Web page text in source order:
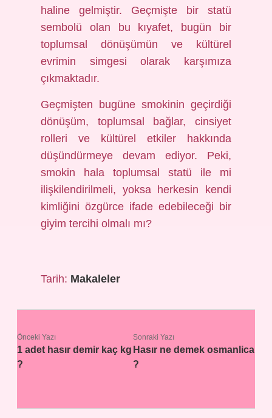
haline gelmiştir. Geçmişte bir statü
sembolü olan bu kıyafet, bugün bir
toplumsal dönüşümün ve kültürel
evrimin simgesi olarak karşımıza
çıkmaktadır.
Geçmişten bugüne smokinin geçirdiği
dönüşüm, toplumsal bağlar, cinsiyet
rolleri ve kültürel etkiler hakkında
düşündürmeye devam ediyor. Peki,
smokin hala toplumsal statü ile mi
ilişkilendirilmeli, yoksa herkesin kendi
kimliğini özgürce ifade edebileceği bir
giyim tercihi olmalı mı?
Tarih: Makaleler
Önceki Yazı
1 adet hasır demir kaç kg
?
Sonraki Yazı
Hasır ne demek osmanlica
?